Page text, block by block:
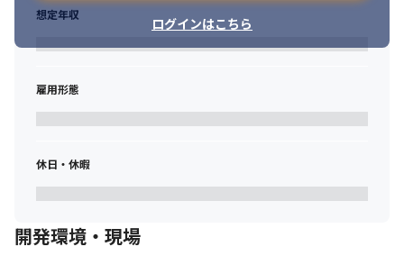
ログインはこちら
想定年収
雇用形態
休日・休暇
開発環境・現場